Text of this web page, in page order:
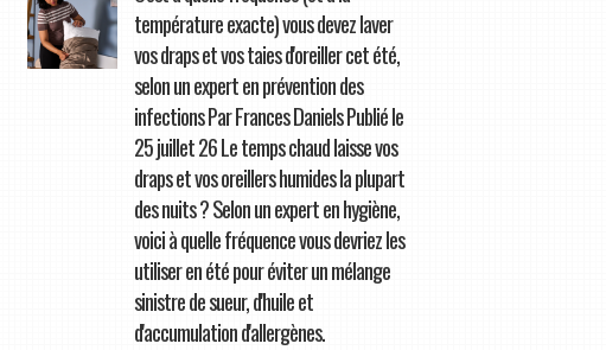
température exacte) vous devez laver
vos draps et vos taies d'oreiller cet été,
selon un expert en prévention des
infections Par Frances Daniels Publié le
25 juillet 26 Le temps chaud laisse vos
draps et vos oreillers humides la plupart
des nuits ? Selon un expert en hygiène,
voici à quelle fréquence vous devriez les
utiliser en été pour éviter un mélange
sinistre de sueur, d'huile et
d'accumulation d'allergènes.